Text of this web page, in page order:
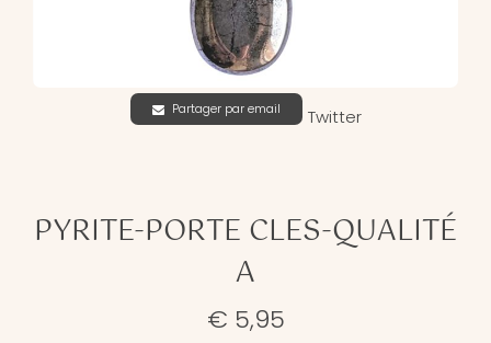
Partager par email Twitter
PYRITE-PORTE CLES-QUALITÉ
A
€ 5,95